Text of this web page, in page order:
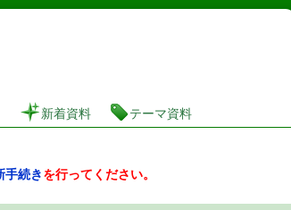
館 蔵書検索・予約システム
新着資料 テーマ資料
手続きを行ってください。